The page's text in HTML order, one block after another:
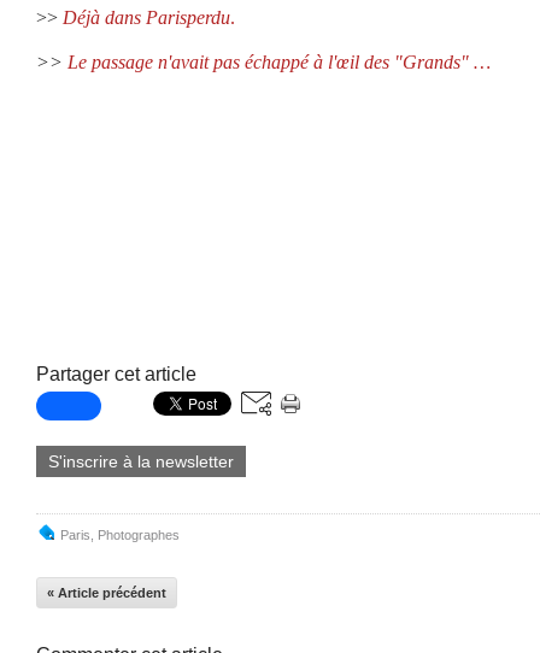
>> Déjà dans Parisperdu.
>> Le passage n'avait pas échappé à l'œil des "Grands" …
Partager cet article
S'inscrire à la newsletter
Paris Photographes
« Article précédent